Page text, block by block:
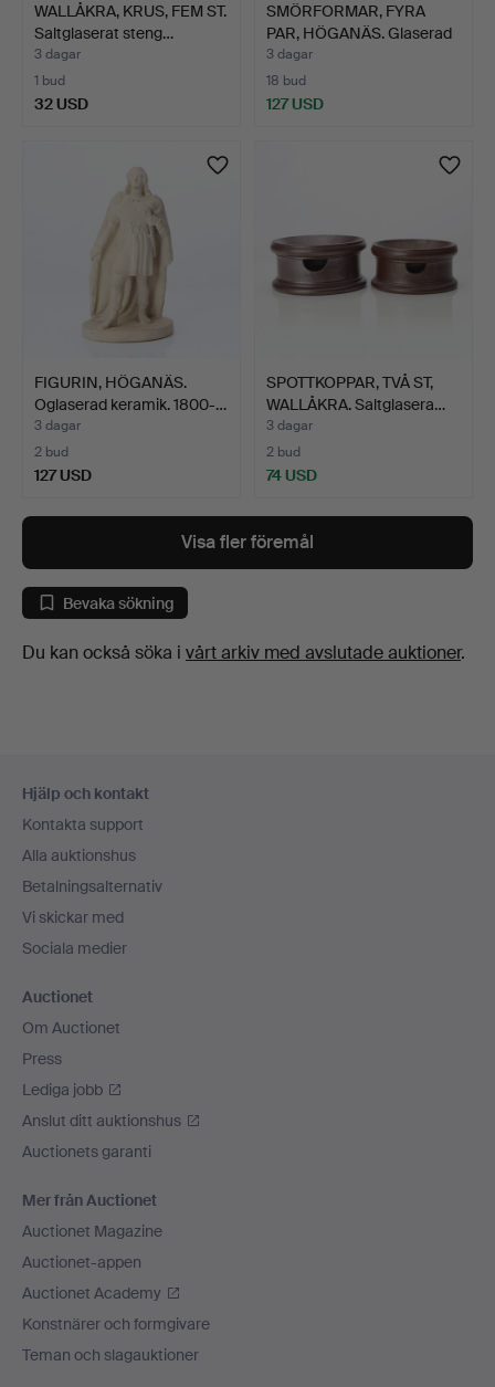
WALLÅKRA, KRUS, FEM ST.
Saltglaserat steng…
3 dagar
1 bud
32 USD
SMÖRFORMAR, FYRA
PAR, HÖGANÄS. Glaserad
ke…
3 dagar
18 bud
127 USD
FIGURIN, HÖGANÄS.
Oglaserad keramik. 1800-…
3 dagar
2 bud
127 USD
SPOTTKOPPAR, TVÅ ST,
WALLÅKRA. Saltglasera…
3 dagar
2 bud
74 USD
Visa fler föremål
Bevaka sökning
Du kan också söka i vårt arkiv med avslutade auktioner.
Hjälp och kontakt
Kontakta support
Alla auktionshus
Betalningsalternativ
Vi skickar med
Sociala medier
Auctionet
Om Auctionet
Press
Lediga jobb
Anslut ditt auktionshus
Auctionets garanti
Mer från Auctionet
Auctionet Magazine
Auctionet-appen
Auctionet Academy
Konstnärer och formgivare
Teman och slagauktioner